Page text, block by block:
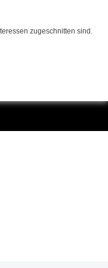
zugeschnitten sind.